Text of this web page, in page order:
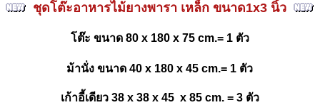
ชุดโต๊ะอาหารไม้ยางพารา เหล็ก ขนาด1x3 นิ้ว
โต๊ะ ขนาด 80 x 180 x 75 cm.= 1 ตัว
ม้านั่ง ขนาด 40 x 180 x 45 cm.= 1 ตัว
เก้าอี้เดียว 38 x 38 x 45 x 85 cm. = 3 ตัว